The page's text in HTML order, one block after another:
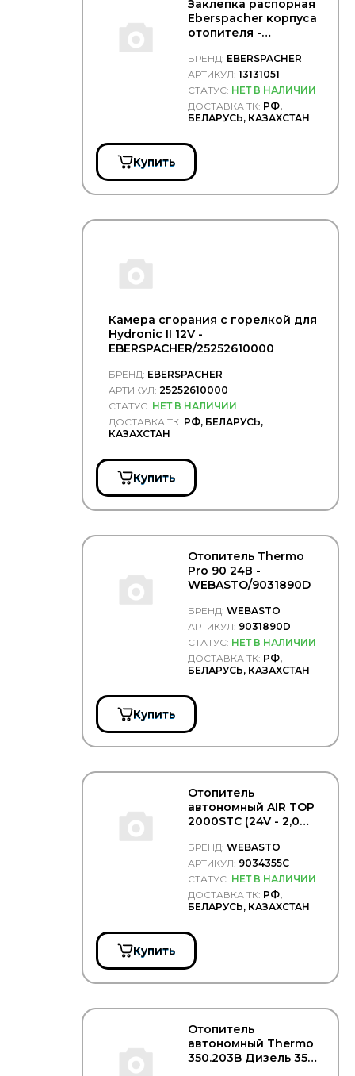
Заклепка распорная
Eberspacher корпуса
отопителя -
БРЕНД: EBERSPACHER
АРТИКУЛ:13131051
СТАТУС: НЕТ В НАЛИЧИИ
ДОСТАВКА ТК: РФ,
БЕЛАРУСЬ, КАЗАХСТАН
Купить
Камера сгорания с горелкой для
Hydronic II 12V -
EBERSPACHER/25252610000
БРЕНД: EBERSPACHER
АРТИКУЛ:25252610000
СТАТУС: НЕТ В НАЛИЧИИ
ДОСТАВКА ТК: РФ, БЕЛАРУСЬ,
КАЗАХСТАН
Купить
Отопитель Thermo
Pro 90 24В -
WEBASTO/9031890D
БРЕНД:WEBASTO
АРТИКУЛ: 9031890D
СТАТУС: НЕТ В НАЛИЧИИ
ДОСТАВКА ТК: РФ,
БЕЛАРУСЬ, КАЗАХСТАН
Купить
Отопитель
автономный AIR TOP
2000STC (24V - 2,0
WEBASTO/9034355C
БРЕНД:WEBASTO
АРТИКУЛ: 9034355C
СТАТУС: НЕТ В НАЛИЧИИ
ДОСТАВКА ТК: РФ,
БЕЛАРУСЬ, КАЗАХСТАН
Купить
Отопитель
автономный Thermo
350.203B Дизель 35